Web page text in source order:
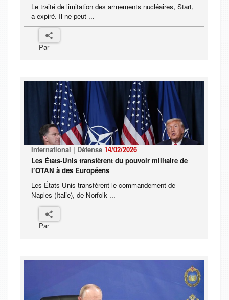
Le traité de limitation des armements nucléaires, Start,
a expiré. Il ne peut ...
Par
International | Défense 14/02/2026
Les États-Unis transfèrent du pouvoir militaire de
l’OTAN à des Européens
Les États-Unis transfèrent le commandement de
Naples (Italie), de Norfolk ...
Par